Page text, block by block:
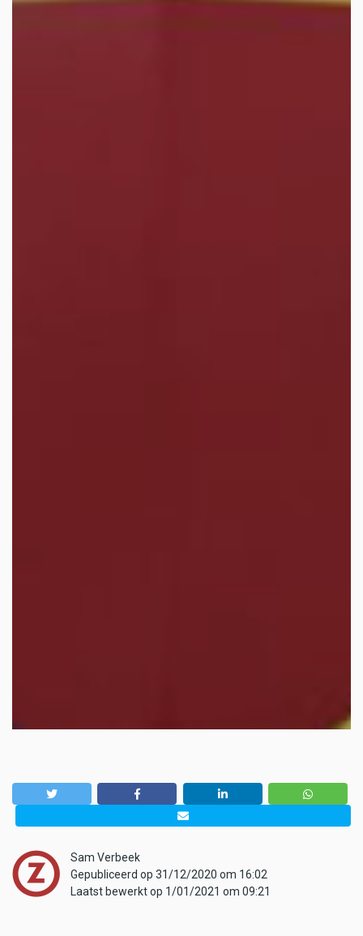
Sam Verbeek
Gepubliceerd op 31/12/2020 om 16:02
Laatst bewerkt op 1/01/2021 om 09:21